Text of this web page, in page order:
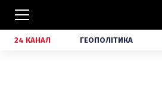
24 КАНАЛ ГЕОПОЛІТИКА